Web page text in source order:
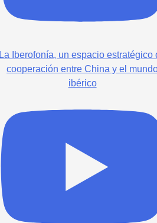
La Iberofonía, un espacio estratégico
cooperación entre China y el
ibérico